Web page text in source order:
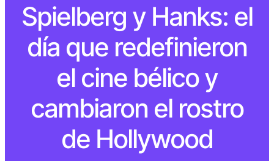
Spielberg y Hanks: el
día que redefinieron
el cine bélico y
cambiaron el rostro
de Hollywood